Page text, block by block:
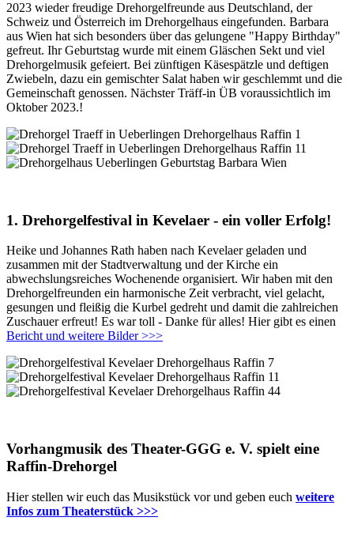
2023 wieder freudige Drehorgelfreunde aus Deutschland, der
Schweiz und Österreich im Drehorgelhaus eingefunden. Barbara
aus Wien hat sich besonders über das gelungene "Happy Birthday"
gefreut. Ihr Geburtstag wurde mit einem Gläschen Sekt und viel
Drehorgelmusik gefeiert. Bei zünftigen Käsespätzle und deftigen
Zwiebeln, dazu ein gemischter Salat haben wir geschlemmt und die
Gemeinschaft genossen. Nächster Träff-in ÜB voraussichtlich im
Oktober 2023.!
1. Drehorgelfestival in Kevelaer - ein voller Erfolg!
Heike und Johannes Rath haben nach Kevelaer geladen und
zusammen mit der Stadtverwaltung und der Kirche ein
abwechslungsreiches Wochenende organisiert. Wir haben mit den
Drehorgelfreunden ein harmonische Zeit verbracht, viel gelacht,
gesungen und fleißig die Kurbel gedreht und damit die zahlreichen
Zuschauer erfreut! Es war toll - Danke für alles! Hier gibt es einen
Bericht und weitere Bilder >>>
Vorhangmusik des Theater-GGG e. V. spielt eine
Raffin-Drehorgel
Hier stellen wir euch das Musikstück vor und geben euch weitere
Infos zum Theaterstück >>>